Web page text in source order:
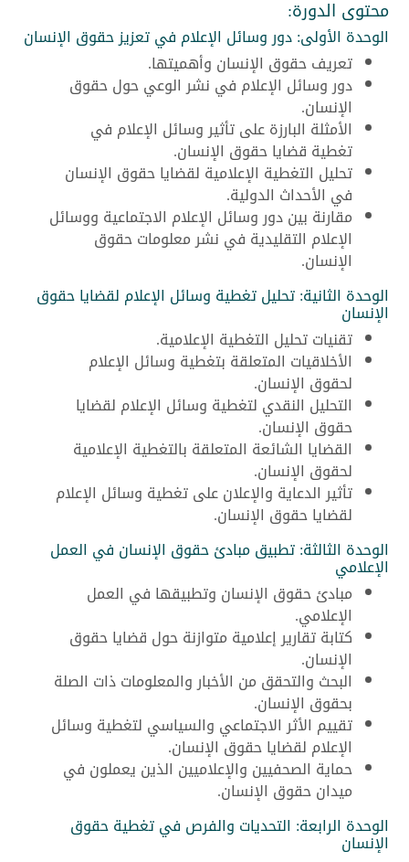
محتوى الدورة:
الوحدة الأولى: دور وسائل الإعلام في تعزيز حقوق الإنسان
تعريف حقوق الإنسان وأهميتها.
دور وسائل الإعلام في نشر الوعي حول حقوق
الإنسان.
الأمثلة البارزة على تأثير وسائل الإعلام في
تغطية قضايا حقوق الإنسان.
تحليل التغطية الإعلامية لقضايا حقوق الإنسان
في الأحداث الدولية.
مقارنة بين دور وسائل الإعلام الاجتماعية ووسائل
الإعلام التقليدية في نشر معلومات حقوق
الإنسان.
الوحدة الثانية: تحليل تغطية وسائل الإعلام لقضايا حقوق
الإنسان
تقنيات تحليل التغطية الإعلامية.
الأخلاقيات المتعلقة بتغطية وسائل الإعلام
لحقوق الإنسان.
التحليل النقدي لتغطية وسائل الإعلام لقضايا
حقوق الإنسان.
القضايا الشائعة المتعلقة بالتغطية الإعلامية
لحقوق الإنسان.
تأثير الدعاية والإعلان على تغطية وسائل الإعلام
لقضايا حقوق الإنسان.
الوحدة الثالثة: تطبيق مبادئ حقوق الإنسان في العمل
الإعلامي
مبادئ حقوق الإنسان وتطبيقها في العمل
الإعلامي.
كتابة تقارير إعلامية متوازنة حول قضايا حقوق
الإنسان.
البحث والتحقق من الأخبار والمعلومات ذات الصلة
بحقوق الإنسان.
تقييم الأثر الاجتماعي والسياسي لتغطية وسائل
الإعلام لقضايا حقوق الإنسان.
حماية الصحفيين والإعلاميين الذين يعملون في
ميدان حقوق الإنسان.
الوحدة الرابعة: التحديات والفرص في تغطية حقوق
الإنسان